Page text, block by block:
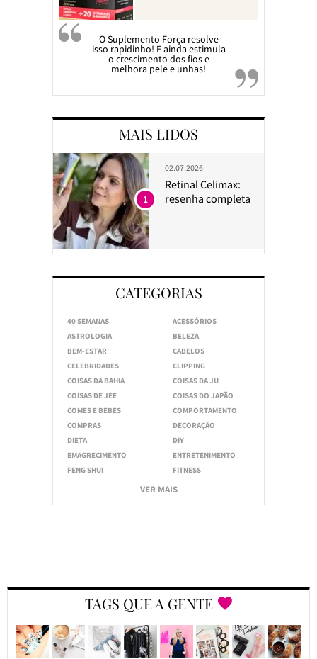
O Suplemento Força resolve
isso rapidinho! E ainda estimula
o crescimento dos fios e
melhora pele e unhas!
MAIS LIDOS
02.07.2026
Retinal Celimax:
resenha completa
1
CATEGORIAS
40 SEMANAS
ACESSÓRIOS
ASTROLOGIA
BELEZA
BEM-ESTAR
CABELOS
CELEBRIDADES
CLIPPING
COISAS DA BAHIA
COISAS DA JU
COISAS DE JEE
COISAS DO JAPÃO
COMES E BEBES
COMPORTAMENTO
COMPRAS
DECORAÇÃO
DIETA
DIY
EMAGRECIMENTO
ENTRETENIMENTO
FENG SHUI
FITNESS
VER MAIS
TAGS QUE A GENTE